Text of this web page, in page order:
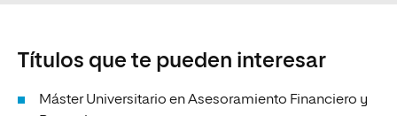
Títulos que te pueden interesar
Máster Universitario en Asesoramiento Financiero y